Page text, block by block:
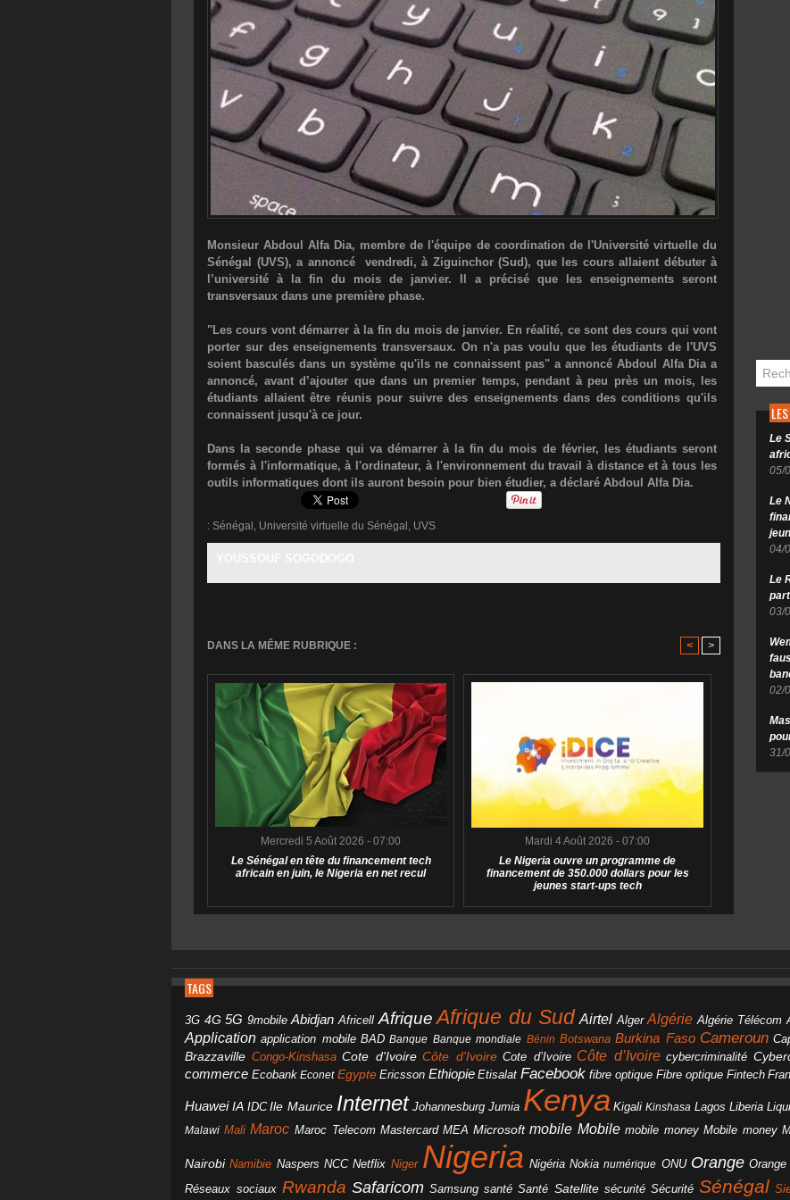
Monsieur Abdoul Alfa Dia, membre de l'équipe de coordination de l'Université virtuelle du
Sénégal (UVS), a annoncé vendredi, à Ziguinchor (Sud), que les cours allaient débuter à
l’université à la fin du mois de janvier. Il a précisé que les enseignements seront
transversaux dans une première phase.
"Les cours vont démarrer à la fin du mois de janvier. En réalité, ce sont des cours qui vont
porter sur des enseignements transversaux. On n'a pas voulu que les étudiants de l'UVS
soient basculés dans un système qu'ils ne connaissent pas" a annoncé Abdoul Alfa Dia a
annoncé, avant d’ajouter que dans un premier temps, pendant à peu près un mois, les
étudiants allaient être réunis pour suivre des enseignements dans des conditions qu'ils
connaissent jusqu'à ce jour.
Dans la seconde phase qui va démarrer à la fin du mois de février, les étudiants seront
formés à l'informatique, à l'ordinateur, à l'environnement du travail à distance et à tous les
outils informatiques dont ils auront besoin pour bien étudier, a déclaré Abdoul Alfa Dia.
: Sénégal , Université virtuelle du Sénégal , UVS
DANS LA MÊME RUBRIQUE : < >
Mercredi 5 Août 2026 - 07:00
Le Sénégal en tête du financement tech
africain en juin, le Nigeria en net recul
Mardi 4 Août 2026 - 07:00
Le Nigeria ouvre un programme de
financement de 350.000 dollars pour les
jeunes start-ups tech
Le
05/
Le
04/
Le
03/
02/
31/
TAGS
3G 4G 5G 9mobile Abidjan Africell Afrique Afrique du Sud Airtel Alger Algérie Algérie Télécom
Application application mobile BAD Banque Banque mondiale Bénin Botswana Burkina Faso Cameroun
Brazzaville Congo-Kinshasa Cote d'Ivoire Côte d'Ivoire Cote d’Ivoire Côte d’Ivoire cybercriminalité
commerce Ecobank Econet Egypte Ericsson Ethiopie Etisalat Facebook fibre optique Fibre optique Fintech
Huawei IA IDC Ile Maurice Internet Johannesburg Jumia Kenya Kigali Kinshasa Lagos Liberia
Malawi Mali Maroc Maroc Telecom Mastercard MEA Microsoft mobile Mobile mobile money Mobile money
Nairobi Namibie Naspers NCC Netflix Niger Nigeria Nigéria Nokia numérique ONU Orange
Réseaux sociaux Rwanda Safaricom Samsung santé Santé Satellite sécurité Sécurité Sénégal